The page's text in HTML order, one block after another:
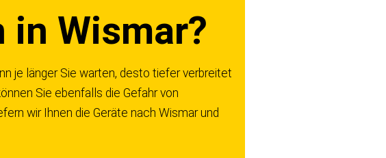
in Wismar?
je länger Sie warten, desto tiefer verbreitet
Sie ebenfalls die Gefahr von
wir Ihnen die Geräte nach Wismar und